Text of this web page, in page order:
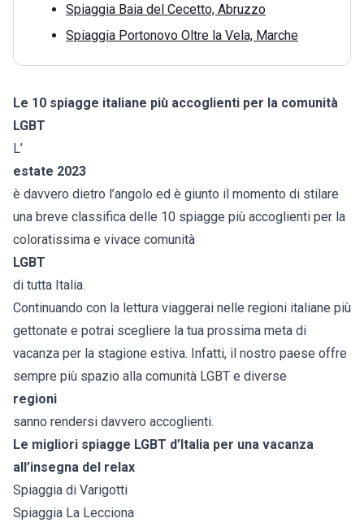
Spiaggia Baia del Cecetto, Abruzzo
Spiaggia Portonovo Oltre la Vela, Marche
Le 10 spiagge italiane più accoglienti per la comunità
LGBT
L’
estate 2023
è davvero dietro l’angolo ed è giunto il momento di stilare
una breve classifica delle 10 spiagge più accoglienti per la
coloratissima e vivace comunità
LGBT
di tutta Italia.
Continuando con la lettura viaggerai nelle regioni italiane più
gettonate e potrai scegliere la tua prossima meta di
vacanza per la stagione estiva. Infatti, il nostro paese offre
sempre più spazio alla comunità LGBT e diverse
regioni
sanno rendersi davvero accoglienti.
Le migliori spiagge LGBT d’Italia per una vacanza
all’insegna del relax
Spiaggia di Varigotti
Spiaggia La Lecciona